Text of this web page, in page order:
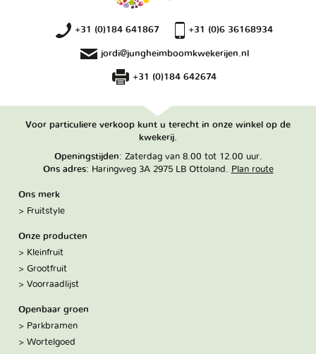
+31 (0)184 641867 +31 (0)6 36168934
jordi@jungheimboomkwekerijen.nl
+31 (0)184 642674
Voor particuliere verkoop kunt u terecht in onze winkel op de
kwekerij.
Openingstijden: Zaterdag van 8.00 tot 12.00 uur.
Ons adres: Haringweg 3A 2975 LB Ottoland. Plan route
Ons merk
Fruitstyle
Onze producten
Kleinfruit
Grootfruit
Voorraadlijst
Openbaar groen
Parkbramen
Wortelgoed